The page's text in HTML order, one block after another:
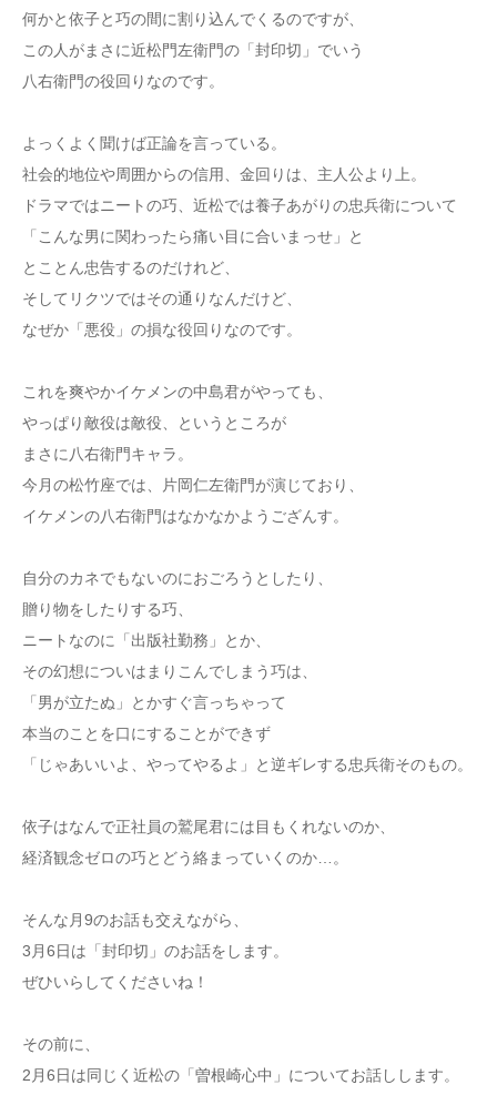
何かと依子と巧の間に割り込んでくるのですが、
この人がまさに近松門左衛門の「封印切」でいう
八右衛門の役回りなのです。
よっくよく聞けば正論を言っている。
社会的地位や周囲からの信用、金回りは、主人公より上。
ドラマではニートの巧、近松では養子あがりの忠兵衛について
「こんな男に関わったら痛い目に合いまっせ」と
とことん忠告するのだけれど、
そしてリクツではその通りなんだけど、
なぜか「悪役」の損な役回りなのです。
これを爽やかイケメンの中島君がやっても、
やっぱり敵役は敵役、というところが
まさに八右衛門キャラ。
今月の松竹座では、片岡仁左衛門が演じており、
イケメンの八右衛門はなかなかようござんす。
自分のカネでもないのにおごろうとしたり、
贈り物をしたりする巧、
ニートなのに「出版社勤務」とか、
その幻想についはまりこんでしまう巧は、
「男が立たぬ」とかすぐ言っちゃって
本当のことを口にすることができず
「じゃあいいよ、やってやるよ」と逆ギレする忠兵衛そのもの。
依子はなんで正社員の鷲尾君には目もくれないのか、
経済観念ゼロの巧とどう絡まっていくのか…。
そんな月9のお話も交えながら、
3月6日は「封印切」のお話をします。
ぜひいらしてくださいね！
その前に、
2月6日は同じく近松の「曽根崎心中」についてお話しします。